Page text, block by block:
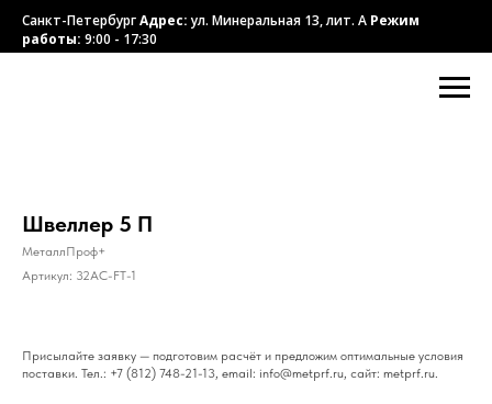
Санкт-ПетербургАдрес:ул. Минеральная 13, лит. А Режим
работы: 9:00 - 17:30
Швеллер 5 П
МеталлПроф+
Артикул: 32AC-FT-1
Присылайте заявку — подготовим расчёт и предложим оптимальные условия
поставки. Тел.: +7 (812) 748-21-13, email: info@metprf.ru, сайт: metprf.ru.